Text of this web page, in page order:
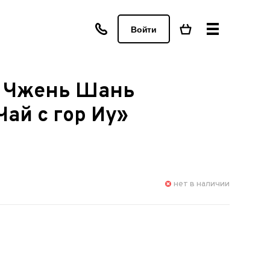
Войти
Шань
с гор Иу»
нет в наличии